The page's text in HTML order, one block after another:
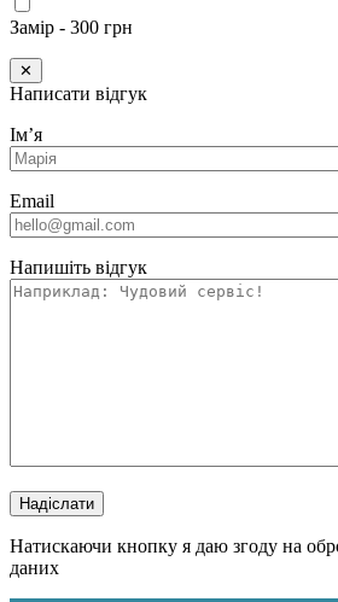
Замір - 300 грн
✕
Написати відгук
Імʼя
Email
Напишіть відгук
Надіслати
Натискаючи кнопку я даю згоду на
даних